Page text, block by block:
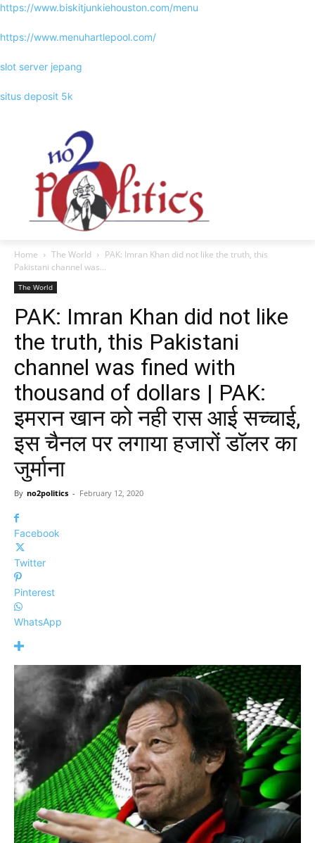
https://www.biskitjunkiehouston.com/menu
https://www.menuhartlepool.com/
slot server jepang
situs deposit 5k
Home The World
PAK: Imran Khan did not like the truth, this
Pakistani channel was...
The World
PAK: Imran Khan did not like
the truth, this Pakistani
channel was fined with
thousand of dollars | PAK:
इमरान खान को नही रास आई सच्चाई,
इस चैनल पर लगाया हजारों डॉलर का
जुर्माना
By no2politics - February 12, 2020
Facebook
Twitter
Pinterest
WhatsApp